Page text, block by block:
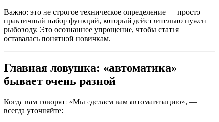
Важно: это не строгое техническое определение — просто
практичный набор функций, который действительно нужен
рыбоводу. Это осознанное упрощение, чтобы статья
оставалась понятной новичкам.
Главная ловушка: «автоматика»
бывает очень разной
Когда вам говорят: «Мы сделаем вам автоматизацию», —
всегда уточняйте: